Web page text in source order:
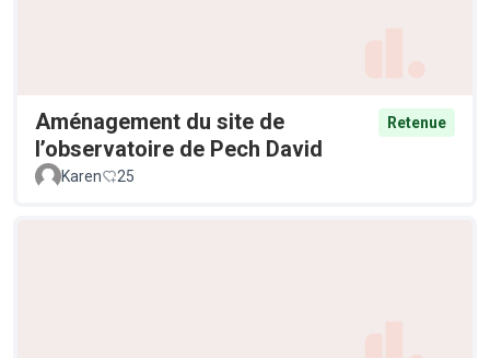
Aménagement du site de
l’observatoire de Pech David
Retenue
Karen 25